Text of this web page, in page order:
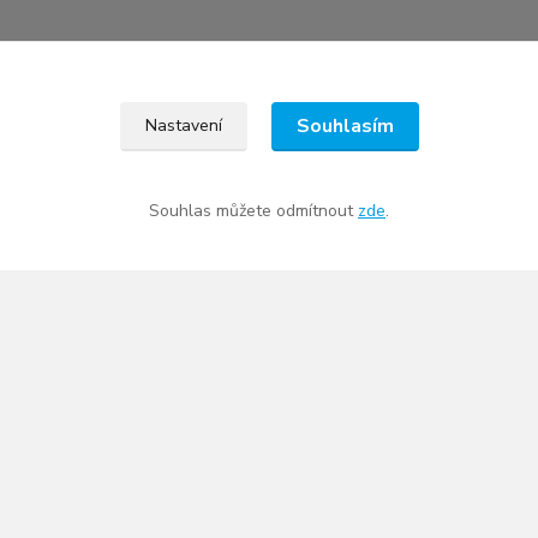
Kde nás najdete
BIKEFACTORY
Nastavení Souhlasím
Souhlas můžete odmítnout zde.